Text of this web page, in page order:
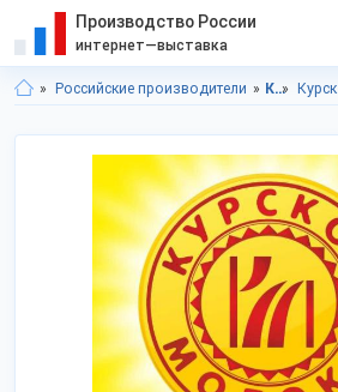
Производство России
интернет—выставка
Российские производители Курская область Курск